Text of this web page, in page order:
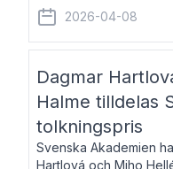
född 1978, är
numera i Paris men var
2026-04-08
Dagmar
Halme tilldelas
tolkningspris
Svenska Akademien
Hartlová och Miho